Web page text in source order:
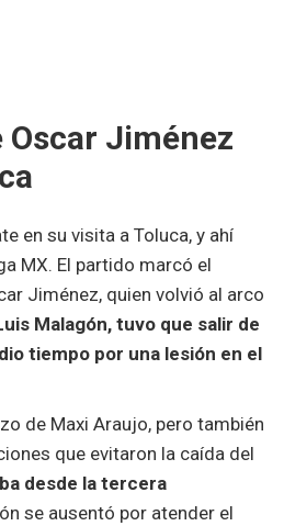
Oscar Jiménez
en su visita a Toluca, y ahí
MX. El partido marcó el
Jiménez, quien volvió al arco
Malagón, tuvo que salir de
tiempo por una lesión en el
de Maxi Araujo, pero también
que evitaron la caída del
desde la tercera
se ausentó por atender el